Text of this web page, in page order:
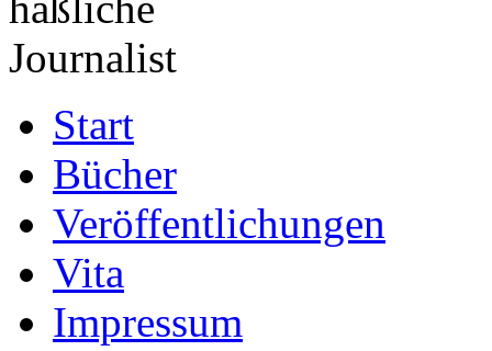
Inhalt
springenStart
Bücher
Veröffentlichungen
Vita
Impressum